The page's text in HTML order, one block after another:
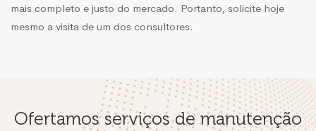
mais completo e justo do mercado. Portanto, solicite hoje
mesmo a visita de um dos consultores.
Ofertamos serviços de manutenção